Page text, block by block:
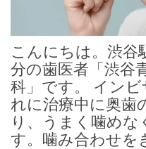
こんにちは。渋谷
分の歯医者「渋谷
科」です。 イン
れに治療中に奥歯
り、うまく噛めな
す。噛み合わせを